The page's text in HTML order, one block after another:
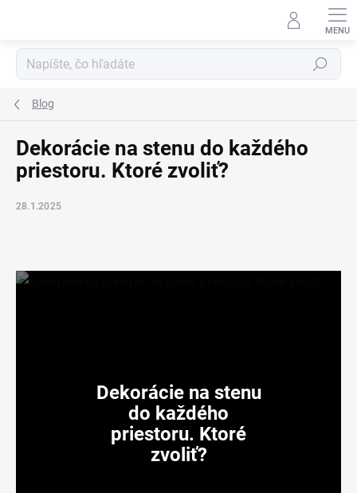
Hľadať
Blog
Dekorácie na stenu do každého
priestoru. Ktoré zvoliť?
28.1.2025
Dekorácie na stenu
do každého
priestoru. Ktoré
zvoliť?